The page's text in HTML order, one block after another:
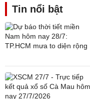
Tin nổi bật